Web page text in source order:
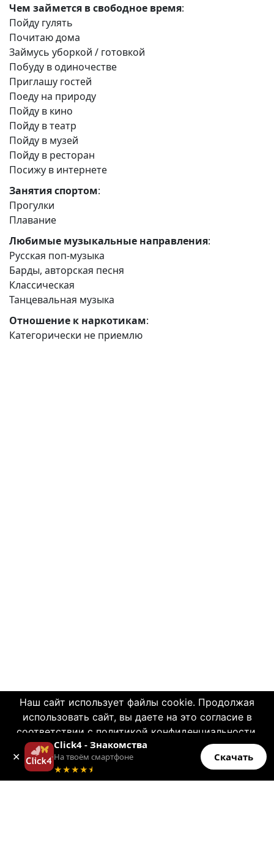
Наш сайт использует файлы cookie. Продолжая
использовать сайт, вы даете на это согласие в
соответствии с политикой конфиденциальности.
OK
Больше информации
Чем займется в свободное время:
Пойду гулять
Почитаю дома
Займусь уборкой / готовкой
Побуду в одиночестве
Приглашу гостей
Поеду на природу
Пойду в кино
Пойду в театр
Пойду в музей
Пойду в ресторан
Посижу в интернете
Занятия спортом:
Прогулки
Плавание
Любимые музыкальные направления:
Русская поп-музыка
Барды, авторская песня
Классическая
Танцевальная музыка
Отношение к наркотикам:
Категорически не приемлю
© 2004—2026 Click4.net
О НАС
-Правила пользования
✕
Click4 - Знакомства
На твоём смартфоне
★★★★★
Скачать